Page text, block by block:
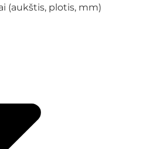
(aukštis, plotis, mm)